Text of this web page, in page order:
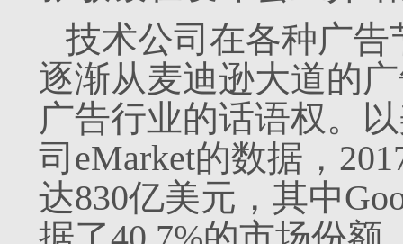
技术公司在各种广
逐渐从麦迪逊大道的
广告行业的话语权。
司eMarket的数据，
达830亿美元，其中